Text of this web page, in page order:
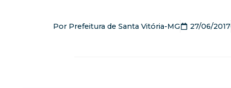
Por Prefeitura de Santa Vitória-MG 27/06/2017